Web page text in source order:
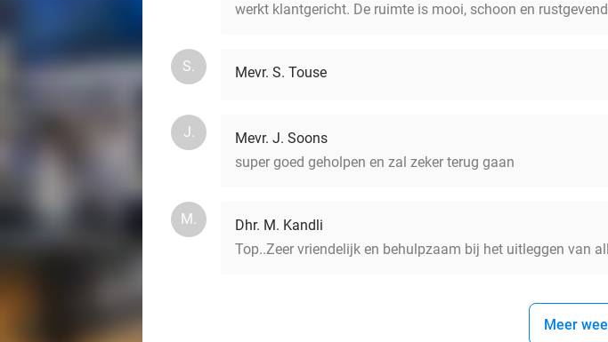
werkt klantgericht. De ruimte is mooi, schoon en
S. Mevr. S. Touse
J.
Mevr. J. Soons
super goed geholpen en zal zeker terug gaan
M.
Dhr. M. Kandli
Top..Zeer vriendelijk en behulpzaam bij het uitleggen van
Meer